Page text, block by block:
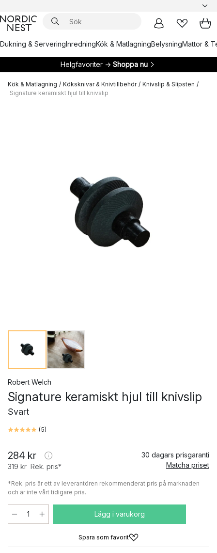
Dukning & ServeringInredningKök & MatlagningBelysningMattor &
Helgfavoriter → Shoppa nu
Kök & Matlagning / Köksknivar & Knivtillbehör / Knivslip & Slipsten /
Signature keramiskt hjul till knivslip
Robert Welch
Signature keramiskt hjul till knivslip
Svart
(5)
284 kr
319 kr Rek. pris*
30 dagars prisgaranti
Matcha priset
*Rek. pris är ett av leverantören rekommenderat pris på marknaden
och är inte vårt tidigare pris.
Lägg i varukorg
Spara som favorit